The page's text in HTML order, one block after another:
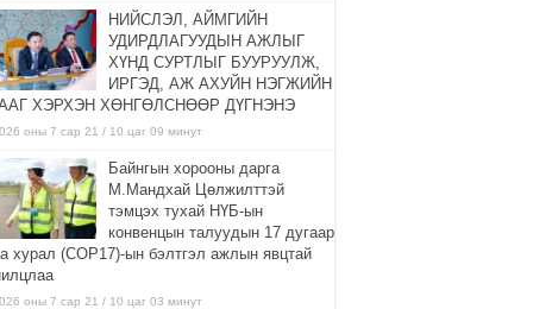
НИЙСЛЭЛ, АЙМГИЙН
УДИРДЛАГУУДЫН АЖЛЫГ
ХҮНД СУРТЛЫГ БУУРУУЛЖ,
ИРГЭД, АЖ АХУЙН НЭГЖИЙН
ХЭРХЭН ХӨНГӨЛСНӨӨР ДҮГНЭНЭ
оны 7 сар 21 / 10 цаг 09 минут
Байнгын хорооны дарга
М.Мандхай Цөлжилттэй
тэмцэх тухай НҮБ-ын
конвенцын талуудын 17 дугаар
хурал (СОР17)-ын бэлтгэл ажлын явцтай
оны 7 сар 21 / 10 цаг 03 минут